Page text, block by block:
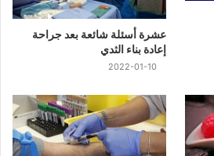
عشرة أسئلة شائعة بعد جراحة
إعادة بناء الثدي
2022-01-10